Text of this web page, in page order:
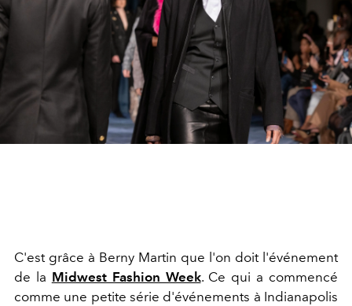
C'est grâce à Berny Martin que l'on doit l'événement
de la Midwest Fashion Week. Ce qui a commencé
comme une petite série d'événements à Indianapolis